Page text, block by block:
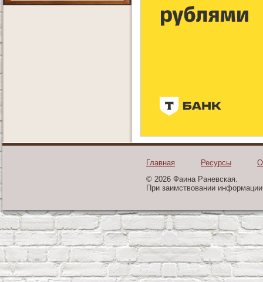
Главная Ресурсы
© 2026 Фаина Раневская.
При заимствовании